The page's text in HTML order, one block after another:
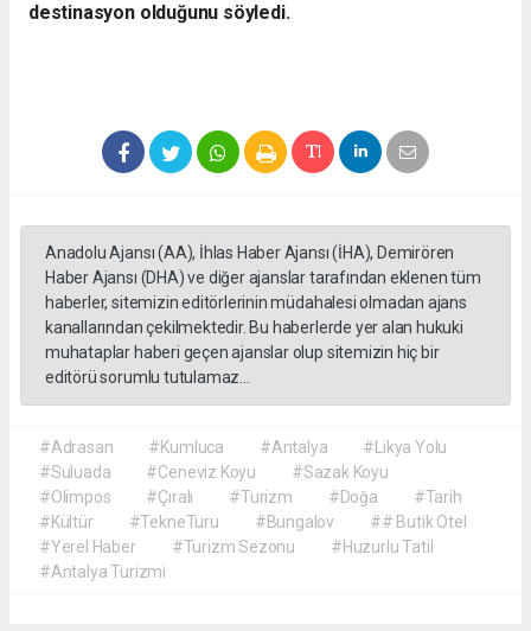
destinasyon olduğunu söyledi.
Anadolu Ajansı (AA), İhlas Haber Ajansı (İHA), Demirören
Haber Ajansı (DHA) ve diğer ajanslar tarafından eklenen tüm
haberler, sitemizin editörlerinin müdahalesi olmadan ajans
kanallarından çekilmektedir. Bu haberlerde yer alan hukuki
muhataplar haberi geçen ajanslar olup sitemizin hiç bir
editörü sorumlu tutulamaz...
#Adrasan #Kumluca #Antalya
#Likya Yolu
#Suluada
#Ceneviz Koyu
#Sazak Koyu
#Olimpos
#Çıralı #Turizm #Doğa
#Tarih
#Kültür
#TekneTuru #Bungalov
## Butik Otel
#Yerel Haber
#Turizm Sezonu
#Huzurlu Tatil
#Antalya Turizmi